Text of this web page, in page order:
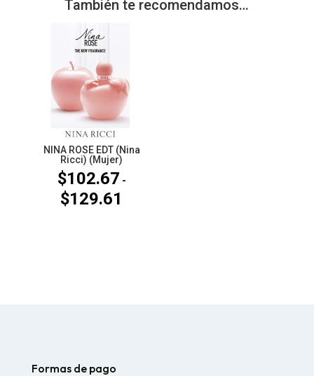
También te recomendamos…
NINA ROSE EDT (Nina
Ricci) (Mujer)
$102.67 -
$129.61
Formas de pago